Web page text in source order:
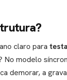
claro para
No modelo
demorar, a